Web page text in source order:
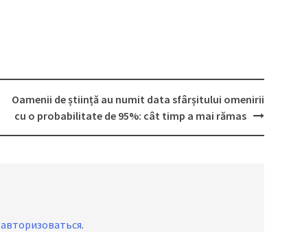
Oamenii de știință au numit data sfârșitului omenirii
cu o probabilitate de 95%: cât timp a mai rămas
авторизоваться.